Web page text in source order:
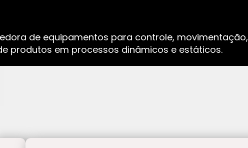
de equipamentos para controle, movimentação,
produtos em processos dinâmicos e estáticos.